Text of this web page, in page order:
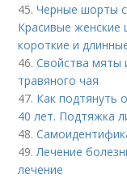
45.Черные шорты
Красивые женские
короткие и
46.Свойства мяты
травяного чая
47. Как подтянуть
40 лет. Подтяжка
48.
49. Лечение
лечение